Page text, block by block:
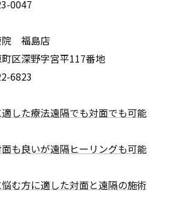
0047
院 福島店
区深野字宮平117番地
6823
した療法遠隔でも対面でも可能
も良いが遠隔ヒーリングも可能
む方に適した対面と遠隔の施術